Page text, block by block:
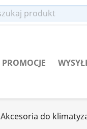
PROMOCJE
Akcesoria do